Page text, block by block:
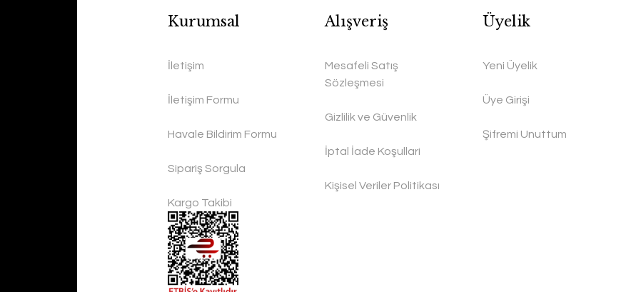
Kurumsal
İletişim
İletişim Formu
Havale Bildirim Formu
Sipariş Sorgula
Kargo Takibi
Alışveriş
Mesafeli Satış
Sözleşmesi
Gizlilik ve Güvenlik
İptal İade Koşullari
Kişisel Veriler Politikası
Üyelik
Yeni Üyelik
Üye Girişi
Şifremi Unuttum